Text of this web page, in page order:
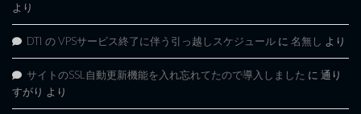
より
DTI の VPSサービス終了に伴う引っ越しスケジュール に 名無し より
サイトのSSL自動更新機能を入れ忘れてたので導入しました に 通り
すがり より